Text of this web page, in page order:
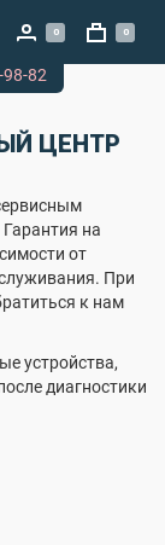
0 0
ЦЕНТР
Гарантия на
от
При
к нам
устройства,
диагностики
82